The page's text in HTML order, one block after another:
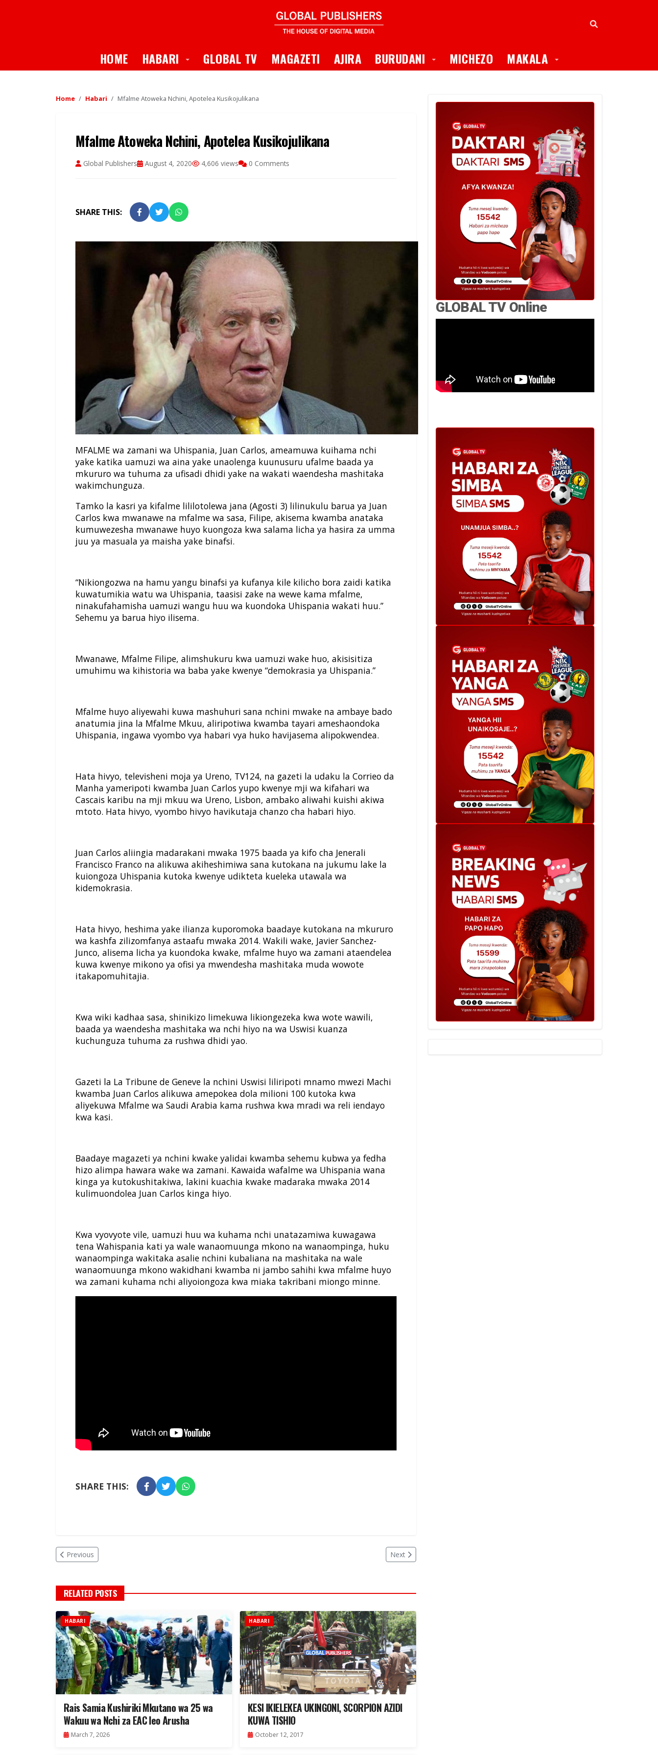
HOME HABARI Toggle Dropdown
GLOBAL TV MAGAZETI AJIRA BURUDANI Toggle Dropdown
MICHEZO MAKALA Toggle Dropdown
Home Habari Mfalme Atoweka Nchini, Apotelea Kusikojulikana
Mfalme Atoweka Nchini, Apotelea Kusikojulikana
Global Publishers August 4, 2020 4,606 views 0 Comments
SHARE THIS:
MFALME wa zamani wa Uhispania, Juan Carlos, ameamuwa kuihama nchi
yake katika uamuzi wa aina yake unaolenga kuunusuru ufalme baada ya
mkururo wa tuhuma za ufisadi dhidi yake na wakati waendesha mashitaka
wakimchunguza.
Tamko la kasri ya kifalme lililotolewa jana (Agosti 3) lilinukulu barua ya Juan
Carlos kwa mwanawe na mfalme wa sasa, Filipe, akisema kwamba anataka
kumuwezesha mwanawe huyo kuongoza kwa salama licha ya hasira za umma
juu ya masuala ya maisha yake binafsi.
“Nikiongozwa na hamu yangu binafsi ya kufanya kile kilicho bora zaidi katika
kuwatumikia watu wa Uhispania, taasisi zake na wewe kama mfalme,
ninakufahamisha uamuzi wangu huu wa kuondoka Uhispania wakati huu.”
Sehemu ya barua hiyo ilisema.
Mwanawe, Mfalme Filipe, alimshukuru kwa uamuzi wake huo, akisisitiza
umuhimu wa kihistoria wa baba yake kwenye “demokrasia ya Uhispania.”
Mfalme huyo aliyewahi kuwa mashuhuri sana nchini mwake na ambaye bado
anatumia jina la Mfalme Mkuu, aliripotiwa kwamba tayari ameshaondoka
Uhispania, ingawa vyombo vya habari vya huko havijasema alipokwendea.
Hata hivyo, televisheni moja ya Ureno, TV124, na gazeti la udaku la Corrieo da
Manha yameripoti kwamba Juan Carlos yupo kwenye mji wa kifahari wa
Cascais karibu na mji mkuu wa Ureno, Lisbon, ambako aliwahi kuishi akiwa
mtoto. Hata hivyo, vyombo hivyo havikutaja chanzo cha habari hiyo.
Juan Carlos aliingia madarakani mwaka 1975 baada ya kifo cha Jenerali
Francisco Franco na alikuwa akiheshimiwa sana kutokana na jukumu lake la
kuiongoza Uhispania kutoka kwenye udikteta kueleka utawala wa
kidemokrasia.
Hata hivyo, heshima yake ilianza kuporomoka baadaye kutokana na mkururo
wa kashfa zilizomfanya astaafu mwaka 2014. Wakili wake, Javier Sanchez-
Junco, alisema licha ya kuondoka kwake, mfalme huyo wa zamani ataendelea
kuwa kwenye mikono ya ofisi ya mwendesha mashitaka muda wowote
itakapomuhitajia.
Kwa wiki kadhaa sasa, shinikizo limekuwa likiongezeka kwa wote wawili,
baada ya waendesha mashitaka wa nchi hiyo na wa Uswisi kuanza
kuchunguza tuhuma za rushwa dhidi yao.
Gazeti la La Tribune de Geneve la nchini Uswisi liliripoti mnamo mwezi Machi
kwamba Juan Carlos alikuwa amepokea dola milioni 100 kutoka kwa
aliyekuwa Mfalme wa Saudi Arabia kama rushwa kwa mradi wa reli iendayo
kwa kasi.
Baadaye magazeti ya nchini kwake yalidai kwamba sehemu kubwa ya fedha
hizo alimpa hawara wake wa zamani. Kawaida wafalme wa Uhispania wana
kinga ya kutokushitakiwa, lakini kuachia kwake madaraka mwaka 2014
kulimuondolea Juan Carlos kinga hiyo.
Kwa vyovyote vile, uamuzi huu wa kuhama nchi unatazamiwa kuwagawa
tena Wahispania kati ya wale wanaomuunga mkono na wanaompinga, huku
wanaompinga wakitaka asalie nchini kubaliana na mashitaka na wale
wanaomuunga mkono wakidhani kwamba ni jambo sahihi kwa mfalme huyo
wa zamani kuhama nchi aliyoiongoza kwa miaka takribani miongo minne.
SHARE THIS:
Previous Next
RELATED POSTS
HABARI
Rais Samia Kushiriki Mkutano wa 25 wa
Wakuu wa Nchi za EAC leo Arusha
March 7, 2026
HABARI
KESI IKIELEKEA UKINGONI, SCORPION AZIDI
KUWA TISHIO
October 12, 2017
GLOBAL TV Online